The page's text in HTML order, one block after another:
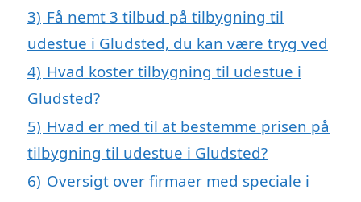
3) Få nemt 3 tilbud på tilbygning til
udestue i Gludsted, du kan være tryg ved
4) Hvad koster tilbygning til udestue i
Gludsted?
5) Hvad er med til at bestemme prisen på
tilbygning til udestue i Gludsted?
6) Oversigt over firmaer med speciale i